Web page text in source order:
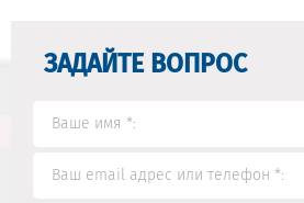
ЗАДАЙТЕ ВОПРОС